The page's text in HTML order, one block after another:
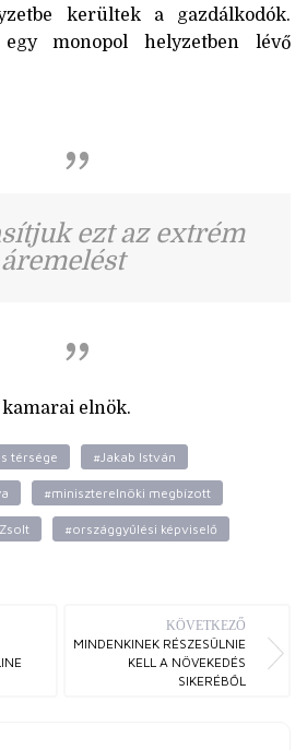
kerültek a gazdálkodók.
monopol helyzetben lévő
ezt az extrém
áremelést
elnök.
térsége #Jakab István
#miniszterelnöki megbízott
#országgyűlési képviselő
KÖVETKEZŐ
MINDENKINEK RÉSZESÜLNIE
KELL A NÖVEKEDÉS
SIKERÉBŐL